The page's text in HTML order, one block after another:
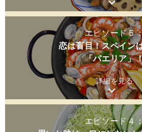
エピソード５
恋は盲目！スペイン
「パエリア」
詳細を見る
エピソード４